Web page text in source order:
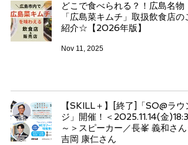
どこで食べられる？！広島名物
「広島菜キムチ」取扱飲食店のご
紹介☆【2026年版】
Nov 11, 2025
【SKILL＋】[終了]「SO@ラウン
ジ」開催！＜2025.11.14(金
～＞スピーカー／長峯 義和さん×
吉岡 康仁さん